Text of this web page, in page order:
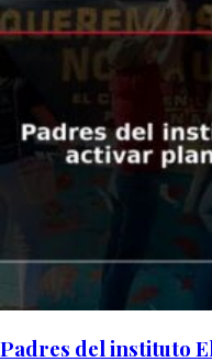
Padres del instituto